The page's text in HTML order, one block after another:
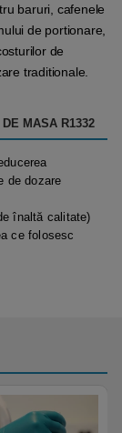
baruri, cafenele
de portionare,
de
traditionale.
MASA R1332
de dozare
înaltă calitate)
ce folosesc